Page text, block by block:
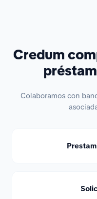
Credum
Colaboramos con